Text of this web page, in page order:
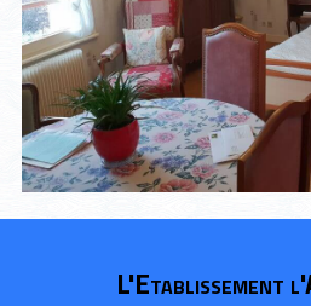
L'Etablissement